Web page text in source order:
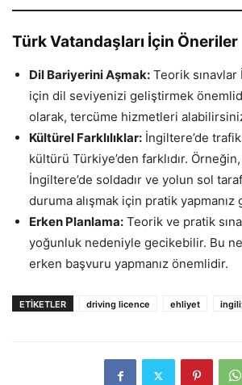
Türk Vatandaşları İçin Öneriler
Dil Bariyerini Aşmak: Teorik
için dil seviyenizi geliştirmek
olarak, tercüme hizmetleri
Kültürel Farklılıklar: İngiltere’de
kültürü Türkiye’den farklıdır.
İngiltere’de soldadır ve yolun sol
duruma alışmak için pratik yapmanız
Erken Planlama: Teorik ve pratik
yoğunluk nedeniyle gecikebilir. Bu
erken başvuru yapmanız önemlidir.
ETİKETLER driving licence ehliyet